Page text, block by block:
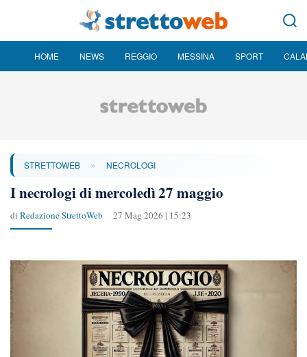
HOME NEWS REGGIO MESSINA SPORT
STRETTOWEB » NECROLOGI
I necrologi di mercoledì 27 maggio
di Redazione StrettoWeb 27 Mag 2026 | 15:23